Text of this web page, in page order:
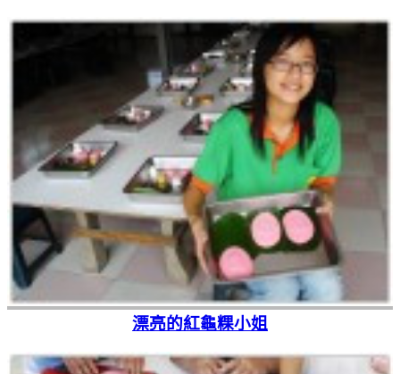
漂亮的紅龜粿小姐